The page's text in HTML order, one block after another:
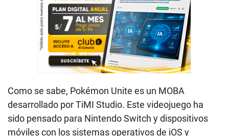
Como se sabe, Pokémon Unite es un MOBA
desarrollado por TiMI Studio. Este videojuego ha
sido pensado para Nintendo Switch y dispositivos
móviles con los sistemas operativos de iOS y